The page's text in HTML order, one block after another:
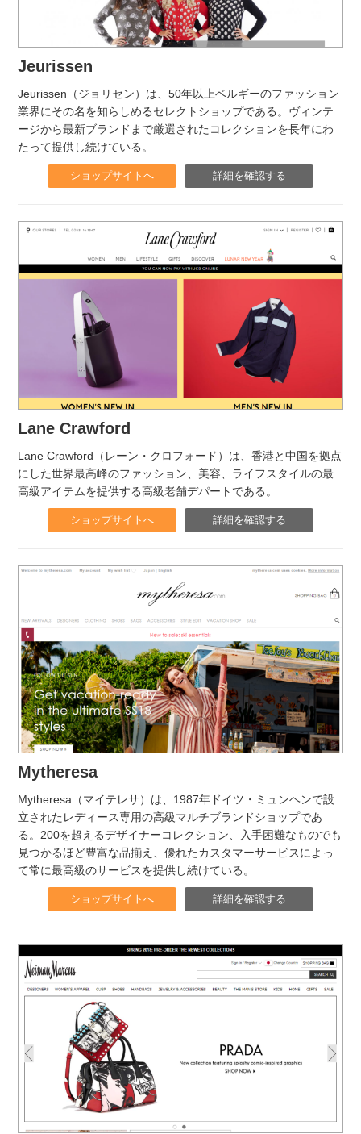
Jeurissen
Jeurissen（ジョリセン）は、50年以上ベルギーのファッション
業界にその名を知らしめるセレクトショップである。ヴィンテ
ージから最新ブランドまで厳選されたコレクションを長年にわ
たって提供し続けている。
ショップサイトへ 詳細を確認する
Lane Crawford
Lane Crawford（レーン・クロフォード）は、香港と中国を拠点
にした世界最高峰のファッション、美容、ライフスタイルの最
高級アイテムを提供する高級老舗デパートである。
ショップサイトへ 詳細を確認する
Mytheresa
Mytheresa（マイテレサ）は、1987年ドイツ・ミュンヘンで設
立されたレディース専用の高級マルチブランドショップであ
る。200を超えるデザイナーコレクション、入手困難なものでも
見つかるほど豊富な品揃え、優れたカスタマーサービスによっ
て常に最高級のサービスを提供し続けている。
ショップサイトへ 詳細を確認する